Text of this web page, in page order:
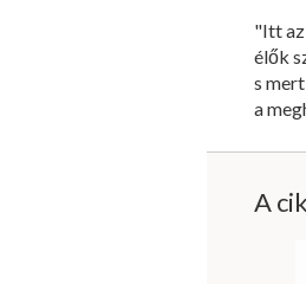
"Itt az
élők
s
a
A